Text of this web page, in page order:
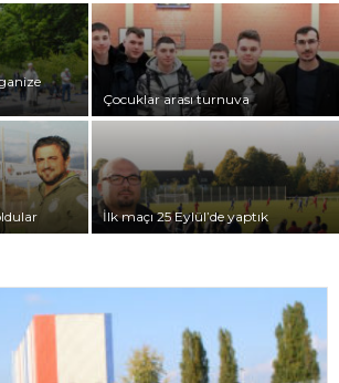
Çocuklar arası turnuva
İlk maçı 25 Eylül’de yaptık